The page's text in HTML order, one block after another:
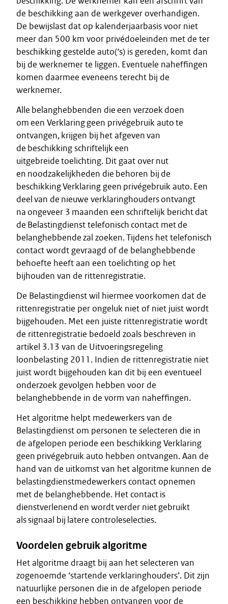
de beschikking aan de werkgever overhandigen.
De bewijslast dat op kalenderjaarbasis voor niet
meer dan 500 km voor privédoeleinden met de ter
beschikking gestelde auto(‘s) is gereden, komt dan
bij de werknemer te liggen. Eventuele naheffingen
komen daarmee eveneens terecht bij de
werknemer.
Alle belanghebbenden die een verzoek doen
om een Verklaring geen privégebruik auto te
ontvangen, krijgen bij het afgeven van
de beschikking schriftelijk een
uitgebreide toelichting. Dit gaat over nut
en noodzakelijkheden die behoren bij de
beschikking Verklaring geen privégebruik auto. Een
deel van de nieuwe verklaringhouders ontvangt
na ongeveer 3 maanden een schriftelijk bericht dat
de Belastingdienst telefonisch contact met de
belanghebbende zal zoeken. Tijdens het telefonisch
contact wordt gevraagd of de belanghebbende
behoefte heeft aan een toelichting op het
bijhouden van de rittenregistratie.
De Belastingdienst wil hiermee voorkomen dat de
rittenregistratie per ongeluk niet of niet juist wordt
bijgehouden. Met een juiste rittenregistratie wordt
de rittenregistratie bedoeld zoals beschreven in
artikel 3.13 van de Uitvoeringsregeling
loonbelasting 2011. Indien de rittenregistratie niet
juist wordt bijgehouden kan dit bij een eventueel
onderzoek gevolgen hebben voor de
belanghebbende in de vorm van naheffingen.
Het algoritme helpt medewerkers van de
Belastingdienst om personen te selecteren die in
de afgelopen periode een beschikking Verklaring
geen privégebruik auto hebben ontvangen. Aan de
hand van de uitkomst van het algoritme kunnen de
belastingdienstmedewerkers contact opnemen
met de belanghebbende. Het contact is
dienstverlenend en wordt verder niet gebruikt
als signaal bij latere controleselecties.
Voordelen gebruik algoritme
Het algoritme draagt bij aan het selecteren van
zogenoemde ‘startende verklaringhouders’. Dit zijn
natuurlijke personen die in de afgelopen periode
een beschikking hebben ontvangen voor de